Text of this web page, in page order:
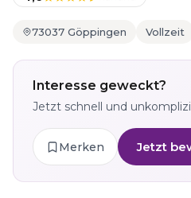
73037 Göppingen Vollzeit
Interesse geweckt?
Jetzt schnell und
Merken Jetzt